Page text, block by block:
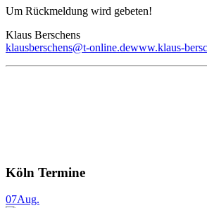
Um Rückmeldung wird gebeten!
Klaus Berschens
klausberschens@t-online.dewww.klaus-
Köln Termine
07Aug.